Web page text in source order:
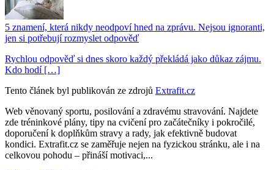
5 znamení, která nikdy neodpoví hned na zprávu. Nejsou ignoranti,
jen si potřebují rozmyslet odpověď
Rychlou odpověď si dnes skoro každý překládá jako důkaz zájmu.
Kdo hodí […]
Tento článek byl publikován ze zdrojů Extrafit.cz
Web věnovaný sportu, posilování a zdravému stravování. Najdete
zde tréninkové plány, tipy na cvičení pro začátečníky i pokročilé,
doporučení k doplňkům stravy a rady, jak efektivně budovat
kondici. Extrafit.cz se zaměřuje nejen na fyzickou stránku, ale i na
celkovou pohodu – přináší motivaci,...